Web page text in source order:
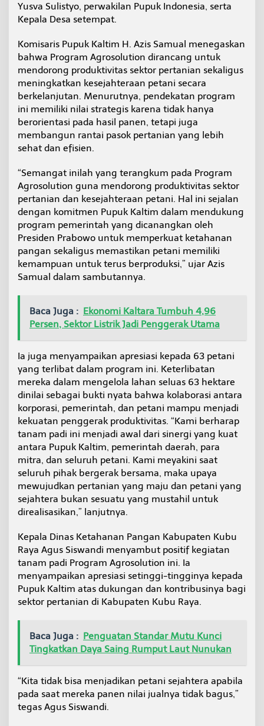
i
e
r
d
n
a
P
r
o
g
m
A
g
r
o
s
o
t
i
d
u
b
R
a
y
a
Yusva Sulistyo, perwakilan Pupuk Indonesia, serta
Kepala Desa setempat.
Komisaris Pupuk Kaltim H. Azis Samual menegaskan
bahwa Program Agrosolution dirancang untuk
mendorong produktivitas sektor pertanian sekaligus
meningkatkan kesejahteraan petani secara
berkelanjutan. Menurutnya, pendekatan program
ini memiliki nilai strategis karena tidak hanya
berorientasi pada hasil panen, tetapi juga
membangun rantai pasok pertanian yang lebih
sehat dan efisien.
“Semangat inilah yang terangkum pada Program
Agrosolution guna mendorong produktivitas sektor
pertanian dan kesejahteraan petani. Hal ini sejalan
dengan komitmen Pupuk Kaltim dalam mendukung
program pemerintah yang dicanangkan oleh
Presiden Prabowo untuk memperkuat ketahanan
pangan sekaligus memastikan petani memiliki
kemampuan untuk terus berproduksi,” ujar Azis
Samual dalam sambutannya.
Baca Juga : Ekonomi Kaltara Tumbuh 4,96
Persen, Sektor Listrik Jadi Penggerak Utama
Ia juga menyampaikan apresiasi kepada 63 petani
yang terlibat dalam program ini. Keterlibatan
mereka dalam mengelola lahan seluas 63 hektare
dinilai sebagai bukti nyata bahwa kolaborasi antara
korporasi, pemerintah, dan petani mampu menjadi
kekuatan penggerak produktivitas. “Kami berharap
tanam padi ini menjadi awal dari sinergi yang kuat
antara Pupuk Kaltim, pemerintah daerah, para
mitra, dan seluruh petani. Kami meyakini saat
seluruh pihak bergerak bersama, maka upaya
mewujudkan pertanian yang maju dan petani yang
sejahtera bukan sesuatu yang mustahil untuk
direalisasikan,” lanjutnya.
Kepala Dinas Ketahanan Pangan Kabupaten Kubu
Raya Agus Siswandi menyambut positif kegiatan
tanam padi Program Agrosolution ini. Ia
menyampaikan apresiasi setinggi-tingginya kepada
Pupuk Kaltim atas dukungan dan kontribusinya bagi
sektor pertanian di Kabupaten Kubu Raya.
Baca Juga : Penguatan Standar Mutu Kunci
Tingkatkan Daya Saing Rumput Laut Nunukan
“Kita tidak bisa menjadikan petani sejahtera apabila
pada saat mereka panen nilai jualnya tidak bagus,”
tegas Agus Siswandi.